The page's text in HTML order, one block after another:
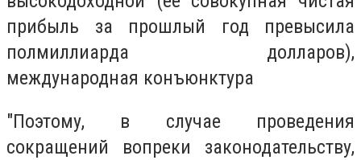
прибыль за прошлый год превысила
полмиллиарда долларов),
международная конъюнктура
"Поэтому, в случае проведения
сокращений вопреки законодательству,